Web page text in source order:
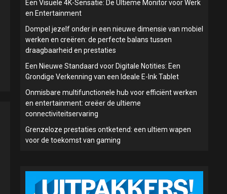
Een Visuele 4K-Sensatie: De Ultieme Monitor voor Werk
en Entertainment
Dompel jezelf onder in een nieuwe dimensie van mobiel
werken en creëren: de perfecte balans tussen
draagbaarheid en prestaties
Een Nieuwe Standaard voor Digitale Notities: Een
Grondige Verkenning van een Ideale E-Ink Tablet
Onmisbare multifunctionele hub voor efficiënt werken
en entertainment: creëer de ultieme
connectiviteitservaring
Grenzeloze prestaties ontketend: een ultiem wapen
voor de toekomst van gaming